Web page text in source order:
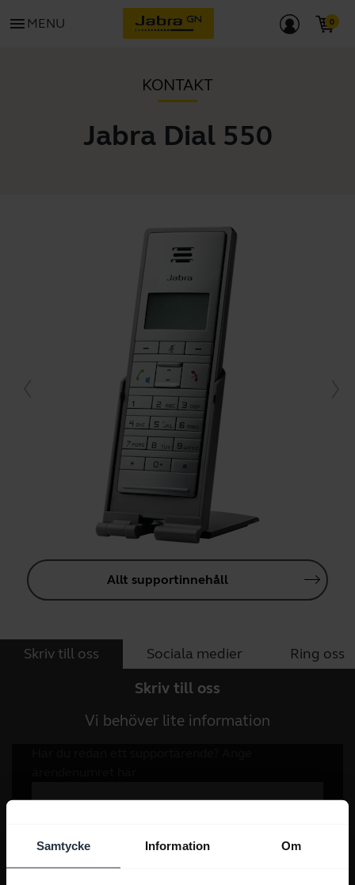
Samtycke Information Om
menu MENU
KONTAKT
Jabra Dial 550
Allt supportinnehåll
Skriv till oss Sociala medier Ring oss
Skriv till oss
Vi behöver lite information